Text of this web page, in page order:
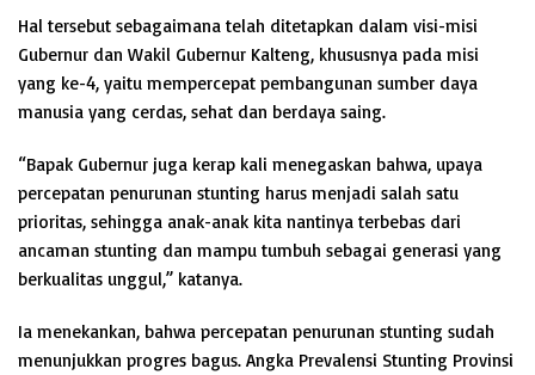
Hal tersebut sebagaimana telah ditetapkan dalam visi-misi
Gubernur dan Wakil Gubernur Kalteng, khususnya pada misi
yang ke-4, yaitu mempercepat pembangunan sumber daya
manusia yang cerdas, sehat dan berdaya saing.
“Bapak Gubernur juga kerap kali menegaskan bahwa, upaya
percepatan penurunan stunting harus menjadi salah satu
prioritas, sehingga anak-anak kita nantinya terbebas dari
ancaman stunting dan mampu tumbuh sebagai generasi yang
berkualitas unggul,” katanya.
Ia menekankan, bahwa percepatan penurunan stunting sudah
menunjukkan progres bagus. Angka Prevalensi Stunting Provinsi